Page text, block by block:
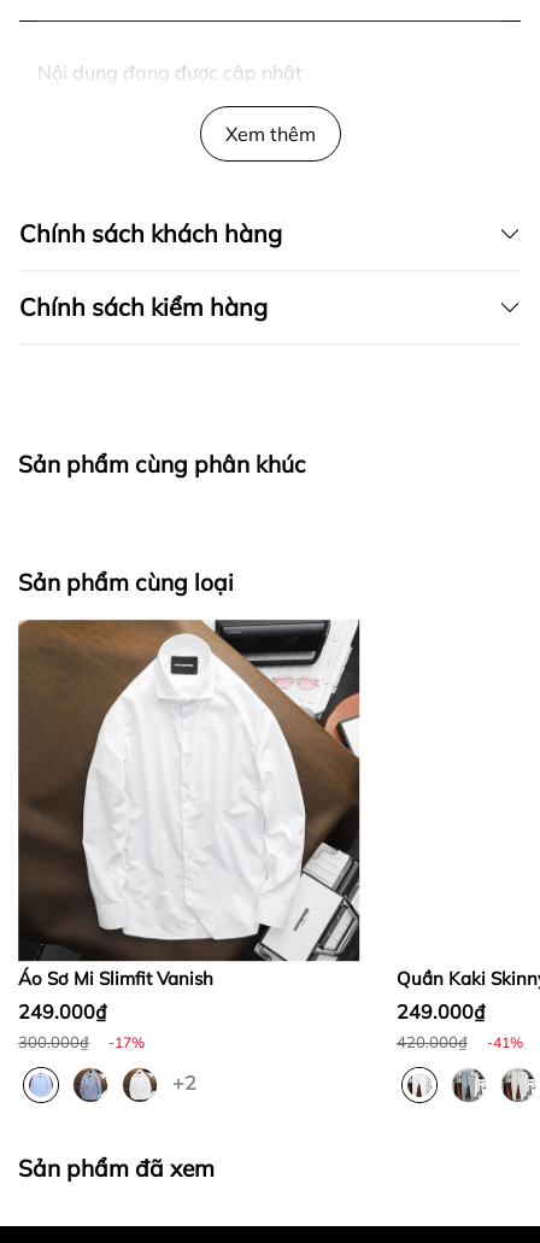
Nội dung đang được cập nhật
Xem thêm
Chính sách khách hàng
Chính sách kiểm hàng
Bước 2:
Bước 3:
Thừa/ thiếu sản phẩm
Sản phẩm bị hư hỏng khi nhìn bằng mắt thường
Sản phẩm cùng phân khúc
Sản phẩm cùng loại
Áo Sơ Mi Slimfit Vanish
249.000₫
300.000₫ -17%
+2
Quần Kaki
249.000₫
420.000₫ -41%
Sản phẩm đã xem